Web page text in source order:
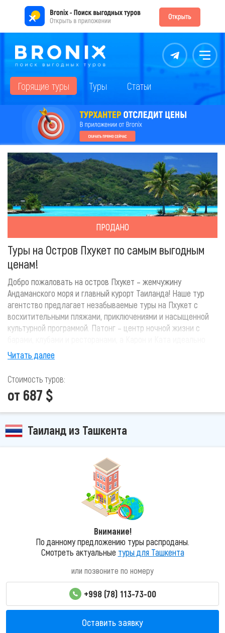
Контакты Меню
Горящие туры Туры Статьи
ПРОДАНО
Туры на Остров Пхукет по самым выгодным
ценам!
Добро пожаловать на остров Пхукет – жемчужину
Андаманского моря и главный курорт Таиланда! Наше тур
агентство предлагает незабываемые туры на Пхукет с
восхитительными пляжами, приключениями и насыщенной
культурной программой. Патонг – центр ночной жизни с
подходят для семейного отдыха. Любители водных видов
спорта найдут здесь дайвинг, сноркелинг, каякинг и
виндсерфинг.Туры на Пхукет – это идеальный выбор для
тех, кто хочет совместить пляжный отдых с приключениями
и культурными открытиями.
Читать далее
Стоимость туров:
от 687 $
Таиланд из Ташкента
Внимание!
По данному предложению туры распроданы.
Смотреть актуальные туры для Ташкента
или позвоните по номеру
+998 (78) 113-73-00
Оставить заявку